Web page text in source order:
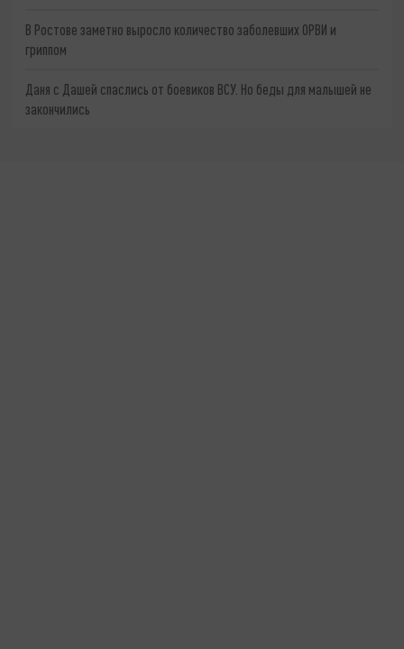
В Ростове заметно выросло количество заболевших ОРВИ и
гриппом
Даня с Дашей спаслись от боевиков ВСУ. Но беды для малышей не
закончились